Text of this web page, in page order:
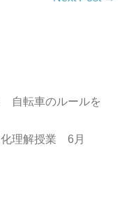
自転車のルールを
理解授業 6月